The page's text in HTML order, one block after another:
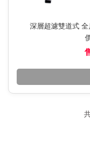
深層超濾雙道式